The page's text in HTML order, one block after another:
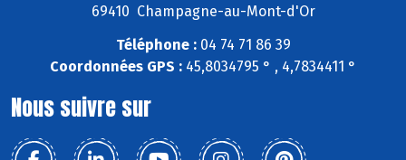
69410 Champagne-au-Mont-d'Or
Téléphone :04 74 71 86 39
Coordonnées GPS : 45,8034795 ° , 4,7834411 °
Nous suivre sur